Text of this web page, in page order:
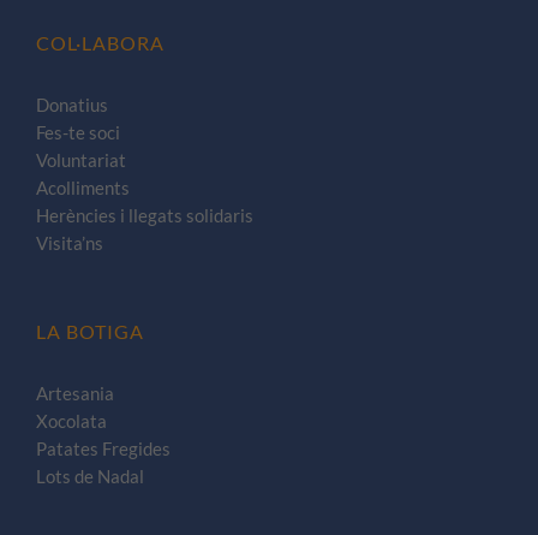
COL·LABORA
Donatius
Fes-te soci
Voluntariat
Acolliments
Herències i llegats solidaris
Visita’ns
LA BOTIGA
Artesania
Xocolata
Patates Fregides
Lots de Nadal